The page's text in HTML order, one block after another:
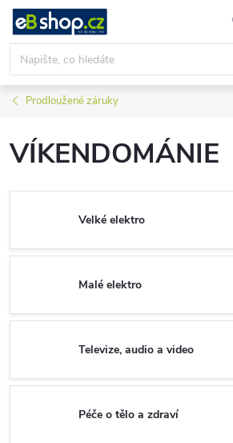
Přejít
obsah
Prodloužené záruky
VÍKENDOMÁNIE
Velké elektro
Malé elektro
Televize, audio a video
Péče o tělo a zdraví